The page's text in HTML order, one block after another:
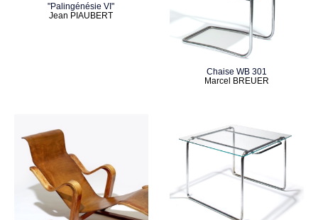
"Palingénésie VI"
Jean PIAUBERT
Chaise WB 301
Marcel BREUER